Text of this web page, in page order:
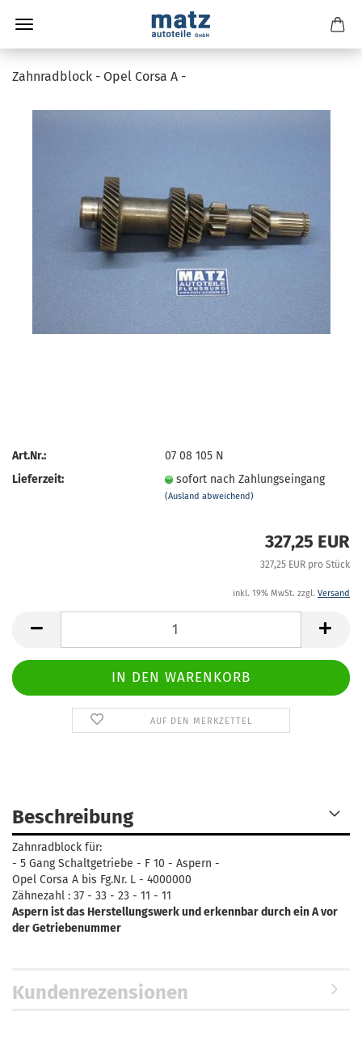
Zahnradblock - Opel Corsa A -
Art.Nr.:
07 08 105 N
Lieferzeit:
sofort nach Zahlungseingang
(Ausland abweichend)
327,25 EUR
327,25 EUR pro Stück
inkl. 19% MwSt. zzgl. Versand
AUF DEN MERKZETTEL
Beschreibung
Zahnradblock für:
- 5 Gang Schaltgetriebe - F 10 - Aspern -
Opel Corsa A bis Fg.Nr. L - 4000000
Zähnezahl : 37 - 33 - 23 - 11 - 11
Aspern ist das Herstellungswerk und erkennbar durch ein A vor
der Getriebenummer
Kundenrezensionen